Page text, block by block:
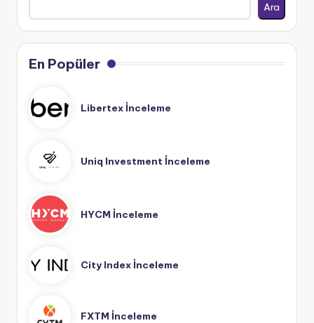
Ara
En Popüler
Libertex İnceleme
Uniq Investment İnceleme
HYCM İnceleme
City Index İnceleme
FXTM İnceleme